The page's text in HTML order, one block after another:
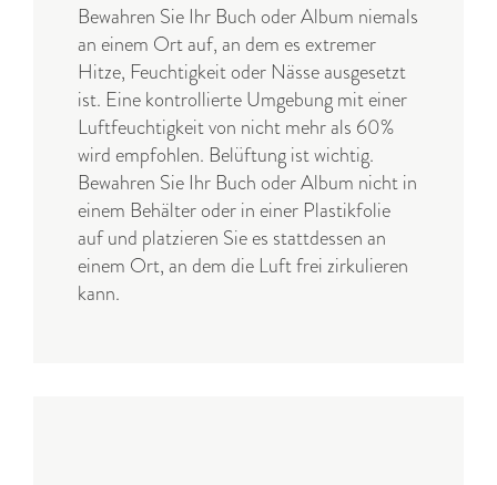
Bewahren Sie Ihr Buch oder Album niemals
an einem Ort auf, an dem es extremer
Hitze, Feuchtigkeit oder Nässe ausgesetzt
ist. Eine kontrollierte Umgebung mit einer
Luftfeuchtigkeit von nicht mehr als 60%
wird empfohlen. Belüftung ist wichtig.
Bewahren Sie Ihr Buch oder Album nicht in
einem Behälter oder in einer Plastikfolie
auf und platzieren Sie es stattdessen an
einem Ort, an dem die Luft frei zirkulieren
kann.